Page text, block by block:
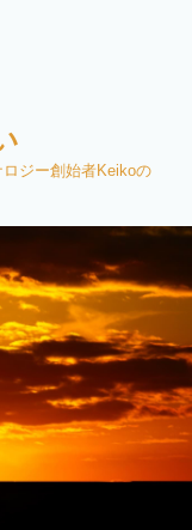
ジー創始者Keikoの